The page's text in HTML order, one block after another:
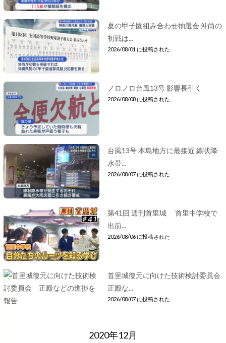
夏の甲子園組み合わせ抽選会 沖尚の
初戦は...
2026/08/01 に投稿された
ノロノロ台風13号 影響長引く
2026/08/08 に投稿された
台風13号 本島地方に最接近 線状降
水帯...
2026/08/07 に投稿された
第41回 週刊首里城 首里中学校で
出前...
2026/08/06 に投稿された
首里城復元に向けた技術検討委員会
正殿な...
2026/08/07 に投稿された
2020年12月